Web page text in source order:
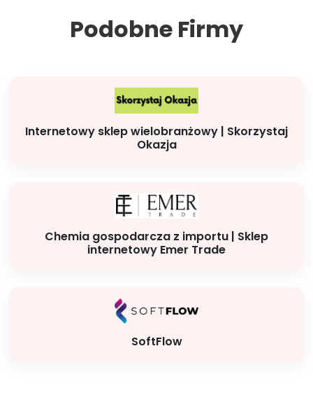
Podobne Firmy
Internetowy sklep wielobranżowy | Skorzystaj
Okazja
Chemia gospodarcza z importu | Sklep
internetowy Emer Trade
SoftFlow